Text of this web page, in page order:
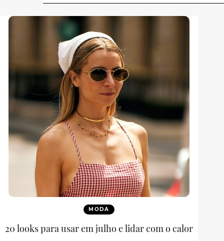
MODA
20 looks para usar em julho e lidar com o calor